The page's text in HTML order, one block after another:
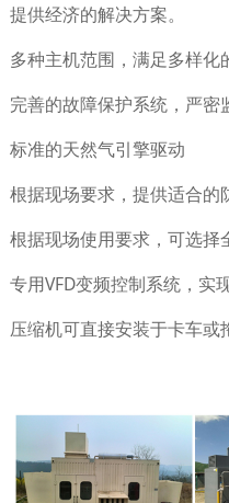
提供经济的解决方案。
多种主机范围，满足多样化
完善的故障保护系统，严密
标准的天然气引擎驱动
根据现场要求，提供适合的
根据现场使用要求，可选择
专用VFD变频控制系统，实
压缩机可直接安装于卡车